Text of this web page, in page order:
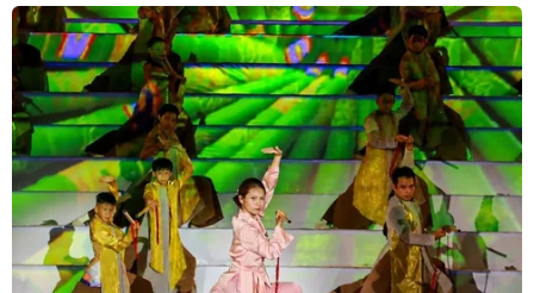
TIN CÙNG CHUYÊN MỤC